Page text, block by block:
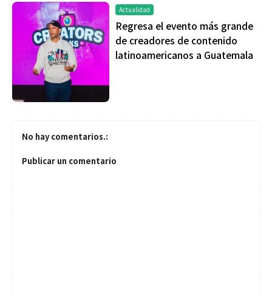
Actualidad
Regresa el evento más grande
de creadores de contenido
latinoamericanos a Guatemala
No hay comentarios.:
Publicar un comentario